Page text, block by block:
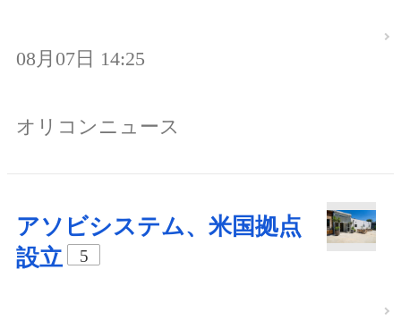
08月07日 14:25
オリコンニュース
アソビシステム、米国拠点
設立
5